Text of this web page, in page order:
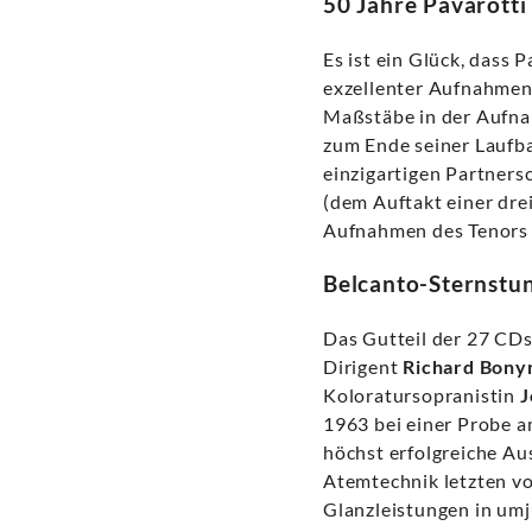
50 Jahre Pavarotti
Es ist ein Glück, dass
exzellenter
Maßstäbe in der
zum Ende seiner
einzigartigen
(dem Auftakt einer
Aufnahmen des
Belcanto-
Das Gutteil der 27
Dirigent Richard
Koloratursopranistin
1963 bei einer Probe
höchst erfolgreiche
Atemtechnik letzten
Glanzleistungen in